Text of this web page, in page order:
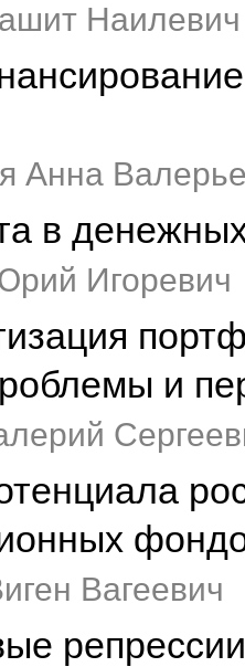
Наилевич
Анна
в
Игоревич
и
Вагеевич